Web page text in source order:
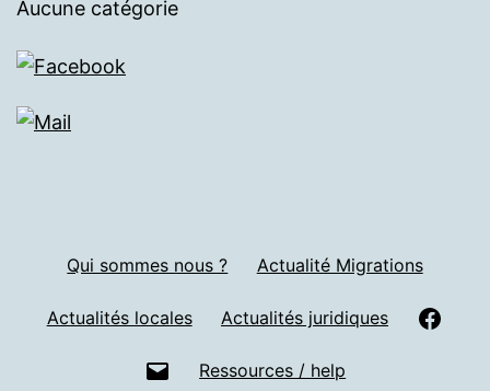
Aucune catégorie
Qui sommes nous ? Actualité Migrations
Actualités locales Actualités juridiques
Ressources / help